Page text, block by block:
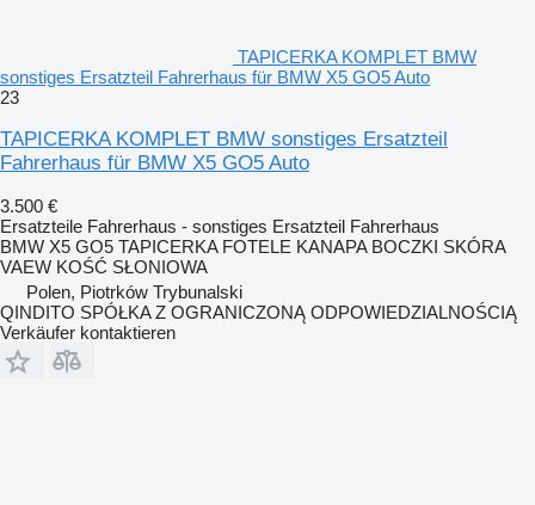
TAPICERKA KOMPLET BMW
sonstiges Ersatzteil Fahrerhaus für BMW X5 GO5 Auto
23
TAPICERKA KOMPLET BMW sonstiges Ersatzteil
Fahrerhaus für BMW X5 GO5 Auto
3.500 €
Ersatzteile Fahrerhaus - sonstiges Ersatzteil Fahrerhaus
BMW X5 GO5 TAPICERKA FOTELE KANAPA BOCZKI SKÓRA
VAEW KOŚĆ SŁONIOWA
Polen, Piotrków Trybunalski
QINDITO SPÓŁKA Z OGRANICZONĄ ODPOWIEDZIALNOŚCIĄ
Verkäufer kontaktieren